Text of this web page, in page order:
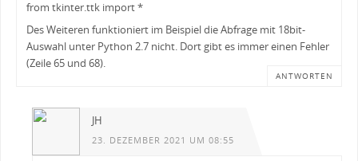
from tkinter.ttk import *
Des Weiteren funktioniert im Beispiel die Abfrage mit 18bit-
Auswahl unter Python 2.7 nicht. Dort gibt es immer einen Fehler
(Zeile 65 und 68).
ANTWORTEN
JH
23. DEZEMBER 2021 UM 08:55